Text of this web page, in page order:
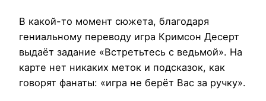
В какой-то момент сюжета, благодаря
гениальному переводу игра Кримсон Десерт
выдаёт задание «Встретьтесь с ведьмой». На
карте нет никаких меток и подсказок, как
говорят фанаты: «игра не берёт Вас за ручку».